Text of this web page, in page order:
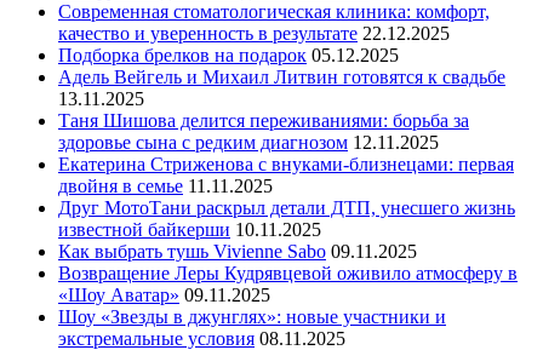
Современная стоматологическая клиника: комфорт,
качество и уверенность в результате 22.12.2025
Подборка брелков на подарок 05.12.2025
Адель Вейгель и Михаил Литвин готовятся к свадьбе
13.11.2025
Таня Шишова делится переживаниями: борьба за
здоровье сына с редким диагнозом 12.11.2025
Екатерина Стриженова с внуками-близнецами: первая
двойня в семье 11.11.2025
Друг МотоТани раскрыл детали ДТП, унесшего жизнь
известной байкерши 10.11.2025
Как выбрать тушь Vivienne Sabo 09.11.2025
Возвращение Леры Кудрявцевой оживило атмосферу в
«Шоу Аватар» 09.11.2025
Шоу «Звезды в джунглях»: новые участники и
экстремальные условия 08.11.2025